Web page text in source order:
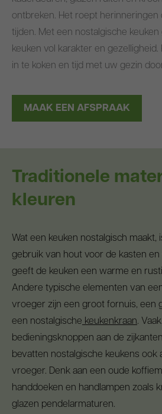
Blog
ontbreken. Het roept herinneringen
tijden. Met een nostalgische
keuken vol karakter en
in te koken en tijd met uw gezin
MAAK EEN AFSPRAAK
Traditionele
kleuren
Wat een keuken nostalgisch maakt,
gebruik van hout voor de kasten en
geeft de keuken een warme en
Andere typische elementen van
vroeger zijn een groot fornuis, een
een nostalgische keukenkraan.
bedieningsknoppen aan de
bevatten nostalgische keukens ook
vroeger. Denk aan een oude
handdoeken en handlampen zoals
glazen pendelarmaturen.